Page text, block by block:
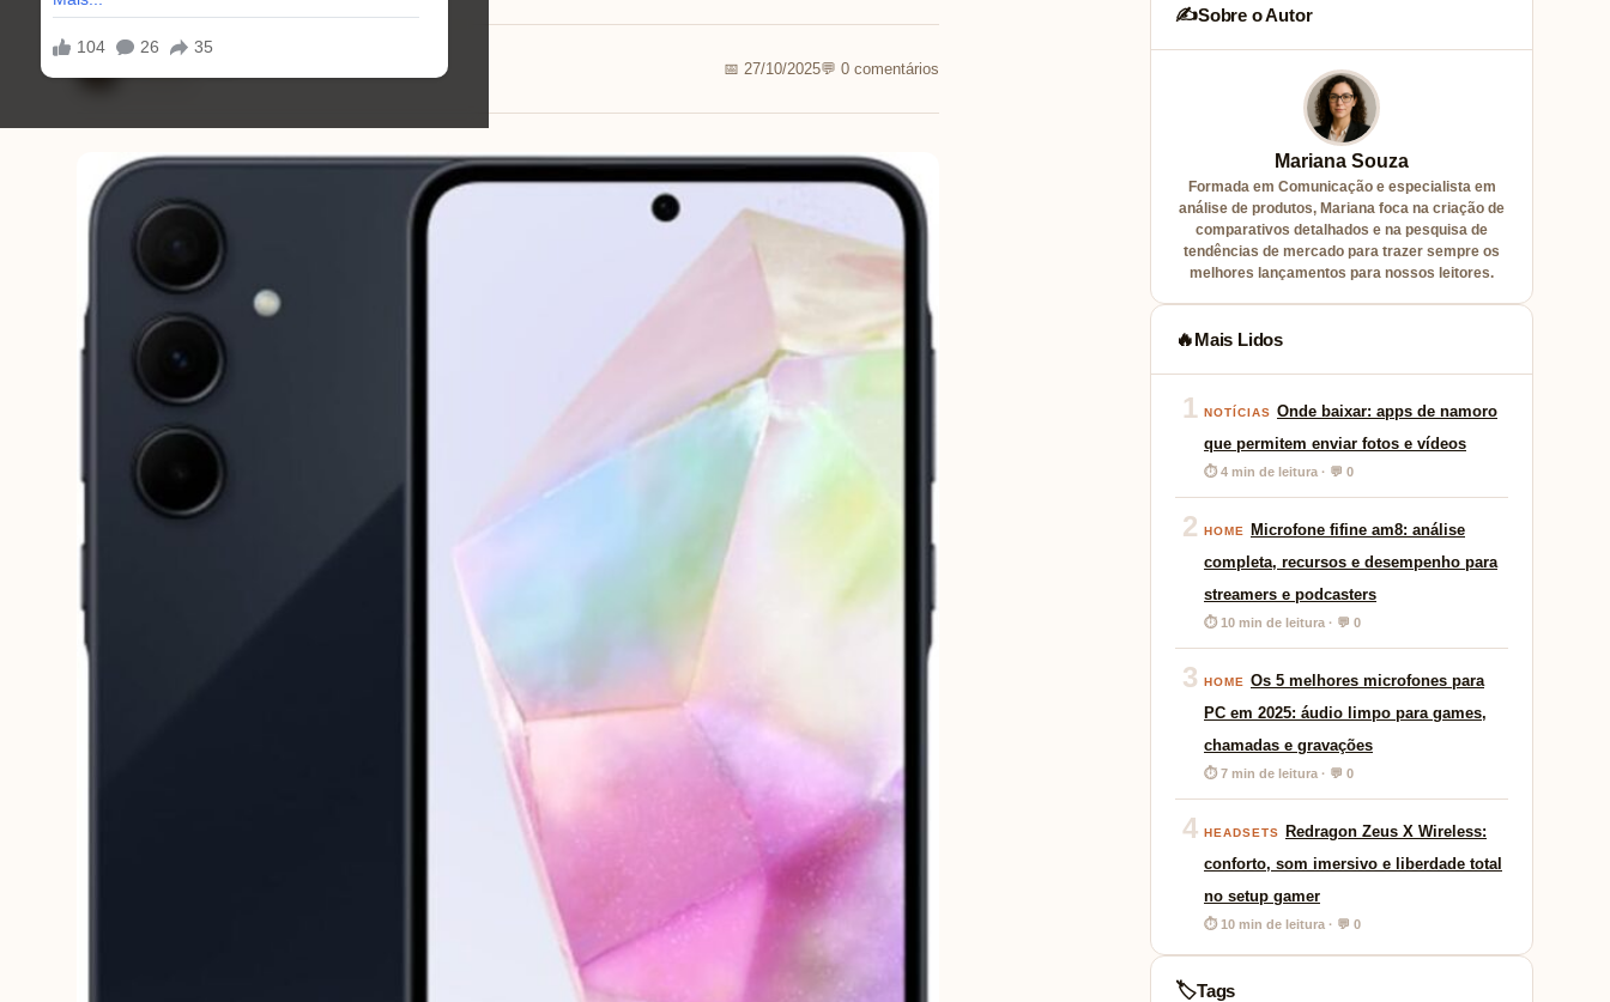
Mariana Souza
27/10/2025
📅 27/10/2025💬 0 comentários
✍️Sobre o Autor
Mariana Souza
Formada em Comunicação e especialista em
análise de produtos, Mariana foca na criação de
comparativos detalhados e na pesquisa de
tendências de mercado para trazer sempre os
melhores lançamentos para nossos leitores.
🔥Mais Lidos
1 NOTÍCIAS Onde baixar: apps de namoro
que permitem enviar fotos e vídeos
⏱ 4 min de leitura · 💬 0
2 HOME
Microfone fifine am8: análise
completa, recursos e desempenho para
streamers e podcasters
⏱ 10 min de leitura · 💬 0
3 HOME
Os 5 melhores microfones para
PC em 2025: áudio limpo para games,
chamadas e gravações
⏱ 7 min de leitura · 💬 0
4 HEADSETS
Redragon Zeus X Wireless:
conforto, som imersivo e liberdade total
no setup gamer
⏱ 10 min de leitura · 💬 0
🏷️Tags